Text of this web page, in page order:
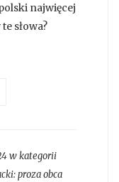
najwięcej
słowa?
w kategorii
proza obca